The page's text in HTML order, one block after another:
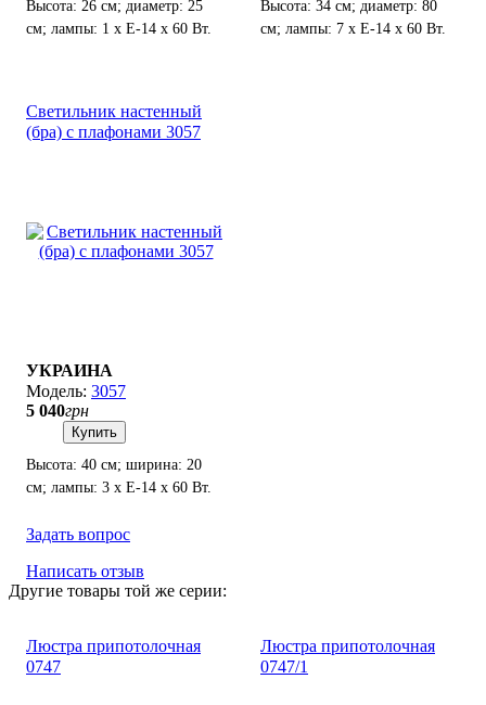
Высота: 26 см; диаметр: 25
см; лампы: 1 х Е-14 х 60 Вт.
Высота: 34 см; диаметр: 80
см; лампы: 7 х Е-14 х 60 Вт.
Светильник настенный
(бра) с плафонами 3057
УКРАИНА
3057
5 040грн
Купить
Высота: 40 см; ширина: 20
см; лампы: 3 х Е-14 х 60 Вт.
Задать вопрос
Написать отзыв
Другие товары той же серии:
Люстра припотолочная
0747
Люстра припотолочная
0747/1